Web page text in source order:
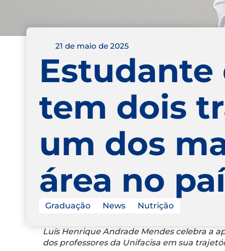
21 de maio de 2025
Estudante
tem dois
um dos
área no
Graduação News Nutrição
Luís Henrique Andrade Mendes celebra a
dos professores da Unifacisa em sua